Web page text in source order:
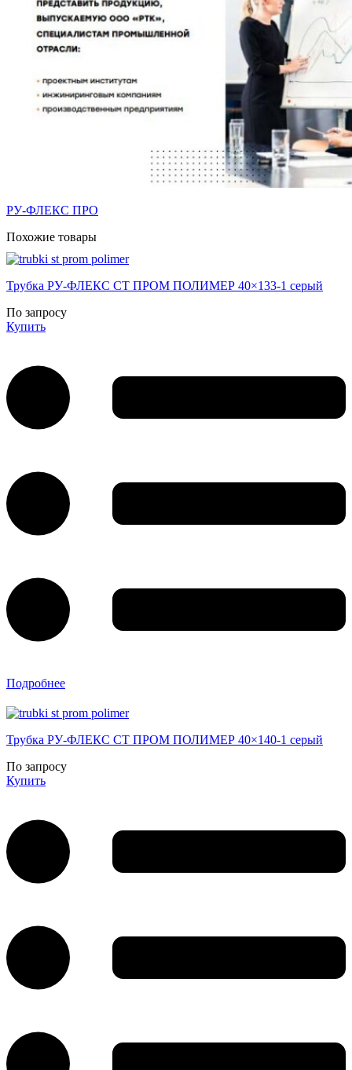
РУ-ФЛЕКС ПРО
Похожие товары
Трубка РУ-ФЛЕКС СТ ПРОМ ПОЛИМЕР 40×133-1 серый
По запросу
Купить
Подробнее
Трубка РУ-ФЛЕКС СТ ПРОМ ПОЛИМЕР 40×140-1 серый
По запросу
Купить